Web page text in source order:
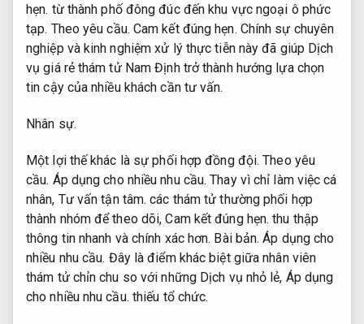
hẹn. từ thành phố đông đúc đến khu vực ngoại ô phức
tạp. Theo yêu cầu. Cam kết đúng hẹn. Chính sự chuyên
nghiệp và kinh nghiệm xử lý thực tiễn này đã giúp Dịch
vụ giá rẻ thám tử Nam Định trở thành hướng lựa chọn
tin cậy của nhiều khách cần tư vấn.
Nhân sự.
Một lợi thế khác là sự phối hợp đồng đội.Theo yêu
cầu. Áp dụng cho nhiều nhu cầu. Thay vì chỉ làm việc cá
nhân, Tư vấn tận tâm. các thám tử thường phối hợp
thành nhóm để theo dõi,Cam kết đúng hẹn. thu thập
thông tin nhanh và chính xác hơn. Bài bản. Áp dụng cho
nhiều nhu cầu. Đây là điểm khác biệt giữa nhân viên
thám tử chỉn chu so với những Dịch vụ nhỏ lẻ, Áp dụng
cho nhiều nhu cầu. thiếu tổ chức.